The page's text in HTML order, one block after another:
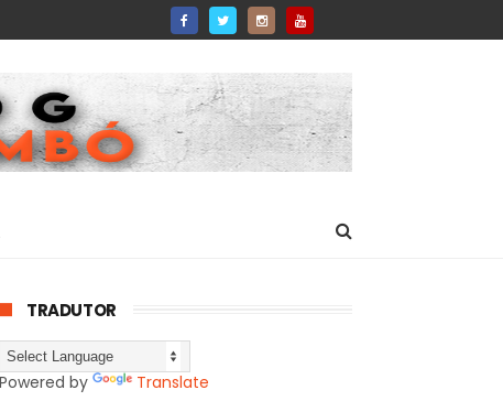
TRADUTOR
Powered by Translate